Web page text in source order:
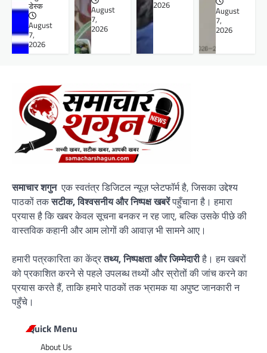
डेस्क
August
7,
2026
August
7,
2026
2026
August
7,
2026
समाचार शगुन एक स्वतंत्र डिजिटल न्यूज़ प्लेटफॉर्म है, जिसका उद्देश्य
पाठकों तकसटीक, विश्वसनीय और निष्पक्ष खबरेंपहुँचाना है। हमारा
प्रयास है कि खबर केवल सूचना बनकर न रह जाए, बल्कि उसके पीछे की
वास्तविक कहानी और आम लोगों की आवाज़ भी सामने आए।
हमारी पत्रकारिता का केंद्रतथ्य, निष्पक्षता और जिम्मेदारीहै। हम खबरों
को प्रकाशित करने से पहले उपलब्ध तथ्यों और स्रोतों की जांच करने का
प्रयास करते हैं, ताकि हमारे पाठकों तक भ्रामक या अपुष्ट जानकारी न
पहुँचे।
Quick Menu
About Us